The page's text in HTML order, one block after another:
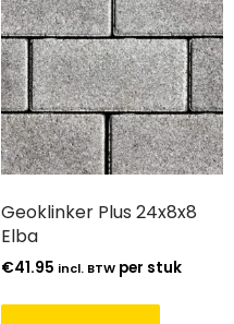
Geoklinker Plus 24x8x8
Elba
€41.95 incl. BTW per stuk